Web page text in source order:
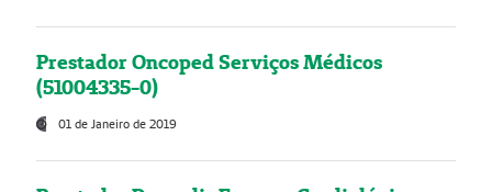
Prestador Oncoped Serviços Médicos
(51004335-0)
01 de Janeiro de 2019